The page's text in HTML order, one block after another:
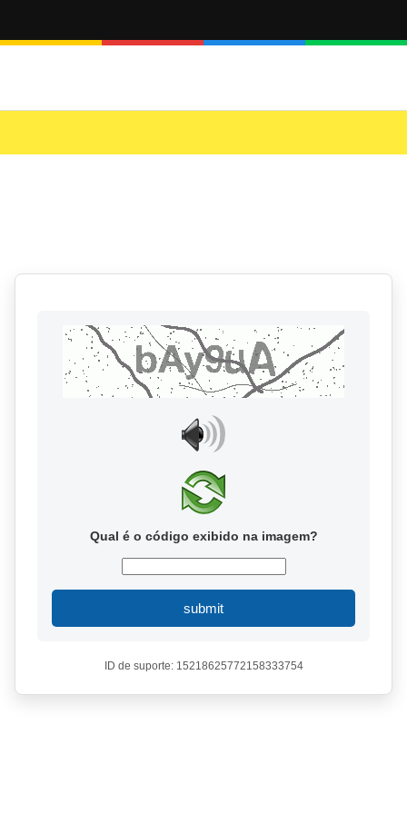
Qual é o código exibido na imagem?
submit
ID de suporte: 15218625772158333754